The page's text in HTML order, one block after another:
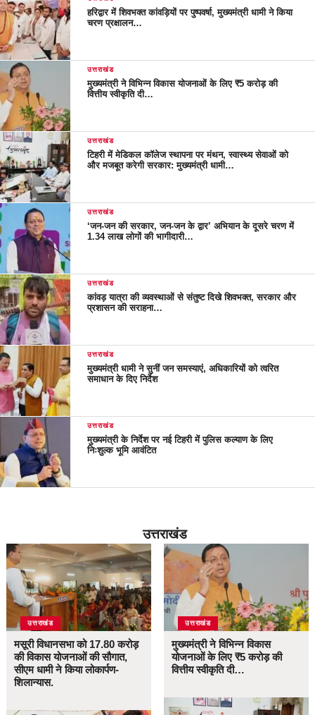
हरिद्वार में शिवभक्त कांवड़ियों पर पुष्पवर्षा, मुख्यमंत्री धामी ने किया
चरण प्रक्षालन…
उत्तराखंड
मुख्यमंत्री ने विभिन्न विकास योजनाओं के लिए ₹5 करोड़ की
वित्तीय स्वीकृति दी…
उत्तराखंड
टिहरी में मेडिकल कॉलेज स्थापना पर मंथन, स्वास्थ्य सेवाओं को
और मजबूत करेगी सरकार: मुख्यमंत्री धामी…
उत्तराखंड
‘जन-जन की सरकार, जन-जन के द्वार’ अभियान के दूसरे चरण में
1.34 लाख लोगों की भागीदारी…
उत्तराखंड
कांवड़ यात्रा की व्यवस्थाओं से संतुष्ट दिखे शिवभक्त, सरकार और
प्रशासन की सराहना…
उत्तराखंड
मुख्यमंत्री धामी ने सुनीं जन समस्याएं, अधिकारियों को त्वरित
समाधान के दिए निर्देश
उत्तराखंड
मुख्यमंत्री के निर्देश पर नई टिहरी में पुलिस कल्याण के लिए
निःशुल्क भूमि आवंटित
उत्तराखंड
उत्तराखंड
मसूरी विधानसभा को 17.80 करोड़
की विकास योजनाओं की सौगात,
सीएम धामी ने किया लोकार्पण-
शिलान्यास.
उत्तराखंड
मुख्यमंत्री ने विभिन्न विकास
योजनाओं के लिए ₹5 करोड़ की
वित्तीय स्वीकृति दी…